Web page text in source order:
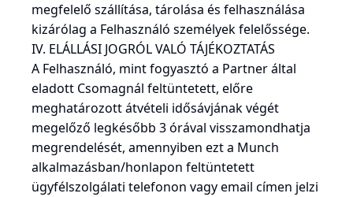
megfelelő szállítása, tárolása és felhasználása
kizárólag a Felhasználó személyek felelőssége.
IV. ELÁLLÁSI JOGRÓL VALÓ TÁJÉKOZTATÁS
A Felhasználó, mint fogyasztó a Partner által
eladott Csomagnál feltüntetett, előre
meghatározott átvételi idősávjának végét
megelőző legkésőbb 3 órával visszamondhatja
megrendelését, amennyiben ezt a Munch
alkalmazásban/honlapon feltüntetett
ügyfélszolgálati telefonon vagy email címen jelzi